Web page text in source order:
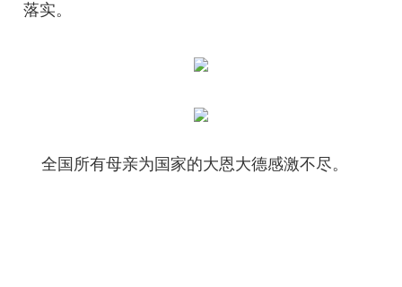
落实。
全国所有母亲为国家的大恩大德感激不尽。